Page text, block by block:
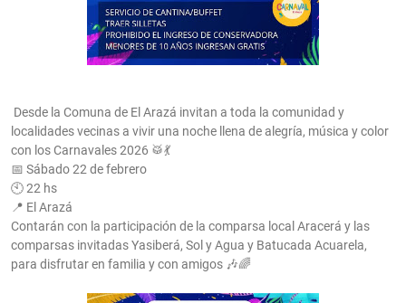
Desde la Comuna de El Arazá invitan a toda la comunidad y
localidades vecinas a vivir una noche llena de alegría, música y color
con los Carnavales 2026 🥁💃
📅 Sábado 22 de febrero
🕙 22 hs
📍 El Arazá
Contarán con la participación de la comparsa local Aracerá y las
comparsas invitadas Yasiberá, Sol y Agua y Batucada Acuarela,
para disfrutar en familia y con amigos 🎶🌈